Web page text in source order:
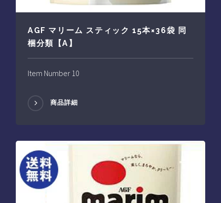
AGF マリーム スティック 15本×36袋 同
梱分類【A】
Item Number 10
商品詳細